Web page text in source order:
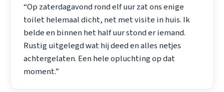
“Op zaterdagavond rond elf uur zat ons enige
toilet helemaal dicht, net met visite in huis. Ik
belde en binnen het half uur stond er iemand.
Rustig uitgelegd wat hij deed en alles netjes
achtergelaten. Een hele opluchting op dat
moment.”